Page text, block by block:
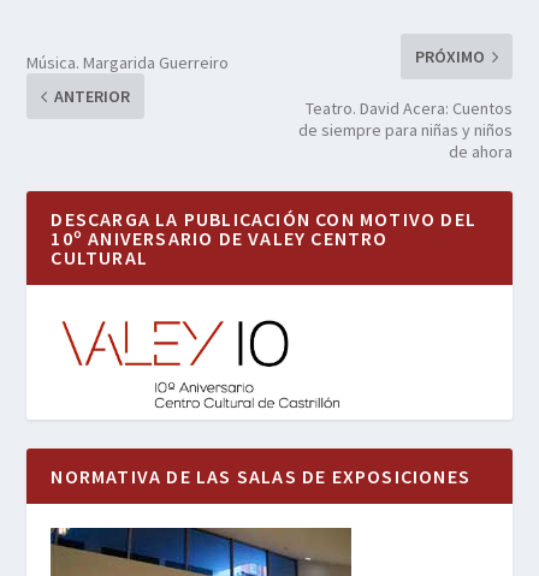
Música. Margarida Guerreiro
ANTERIOR
PRÓXIMO
Teatro. David Acera: Cuentos
de siempre para niñas y niños
de ahora
DESCARGA LA PUBLICACIÓN CON MOTIVO DEL
10º ANIVERSARIO DE VALEY CENTRO
CULTURAL
NORMATIVA DE LAS SALAS DE EXPOSICIONES